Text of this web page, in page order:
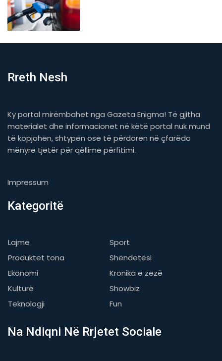
Rreth Nesh
Ky portal mirëmbahet nga Gazeta Enigma! Të gjitha
materialet dhe informacionet në këtë portal nuk mund
të kopjohen, shtypen ose të përdoren në çfarëdo
mënyre tjetër për qëllime përfitimi.
Impressum
Kategoritë
Lajme
Sport
Produktet tona
Shëndetësi
Ekonomi
Kronika e zezë
Kulturë
Showbiz
Teknologji
Fun
Na Ndiqni Në Rrjetet Sociale